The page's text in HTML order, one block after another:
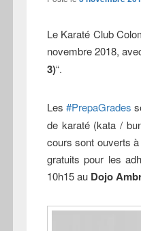
Le Karaté Club
novembre 2018,
3)“.
Les#PrepaGrades
de karaté (kata /
cours sont ouverts
gratuits pour les
10h15 au Dojo